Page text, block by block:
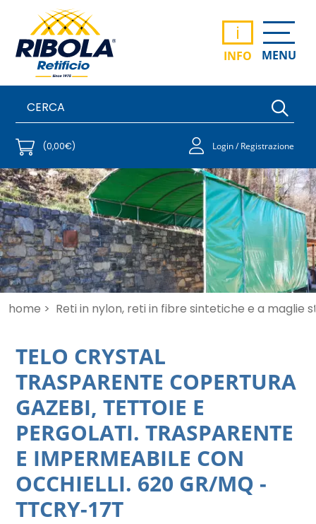
i
INFO MENU
(0,00€) Login / Registrazione
home > Reti in nylon, reti in fibre sintetiche e a maglie
TELO CRYSTAL
TRASPARENTE COPERTURA
GAZEBI, TETTOIE E
PERGOLATI. TRASPARENTE
E IMPERMEABILE CON
OCCHIELLI. 620 GR/MQ -
TTCRY-17T